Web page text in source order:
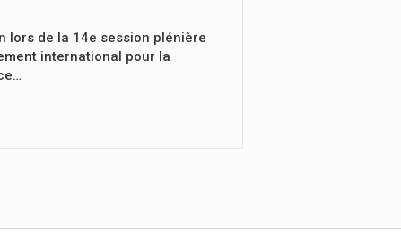
lors de la 14e session plénière
international pour la